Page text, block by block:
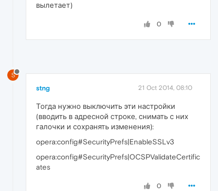
вылетает)
0
S
stng 21 Oct 2014, 08:10
Тогда нужно выключить эти настройки
(вводить в адресной строке, снимать с них
галочки и сохранять изменения):
opera:config#SecurityPrefs|EnableSSLv3
opera:config#SecurityPrefs|OCSPValidateCertific
ates
0